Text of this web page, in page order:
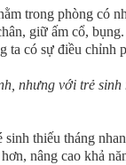
trong phòng có
giữ ấm cổ,
ta có sự điều chỉnh
nhưng với trẻ sinh
thiếu tháng
nâng cao khả